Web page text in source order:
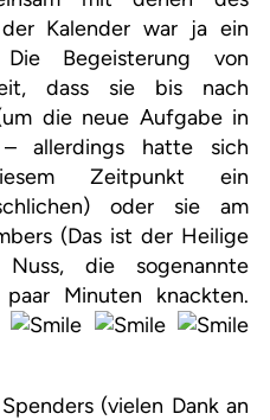
Kalender war ja ein
Die Begeisterung von
dass sie bis nach
die neue Aufgabe in
allerdings hatte sich
Zeitpunkt ein
oder sie am
(Das ist der Heilige
die sogenannte
Minuten knackten.
(vielen Dank an